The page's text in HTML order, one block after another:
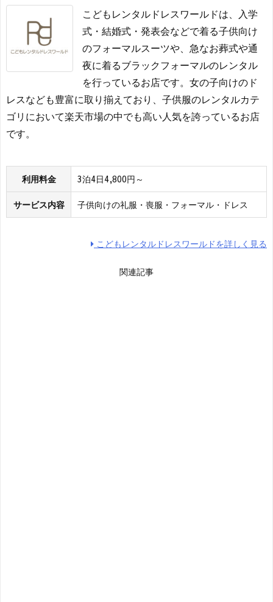
こどもレンタルドレスワールドは、入学
式・結婚式・発表会などで着る子供向け
のフォーマルスーツや、急なお葬式や通
夜に着るブラックフォーマルのレンタル
を行っているお店です。女の子向けのド
レスなども豊富に取り揃えており、子供服のレンタルカテ
ゴリにおいて楽天市場の中でも高い人気を誇っているお店
です。
利用料金 3泊4日4,800円～
サービス内容 子供向けの礼服・喪服・フォーマル・ドレス
こどもレンタルドレスワールドを詳しく見る
関連記事